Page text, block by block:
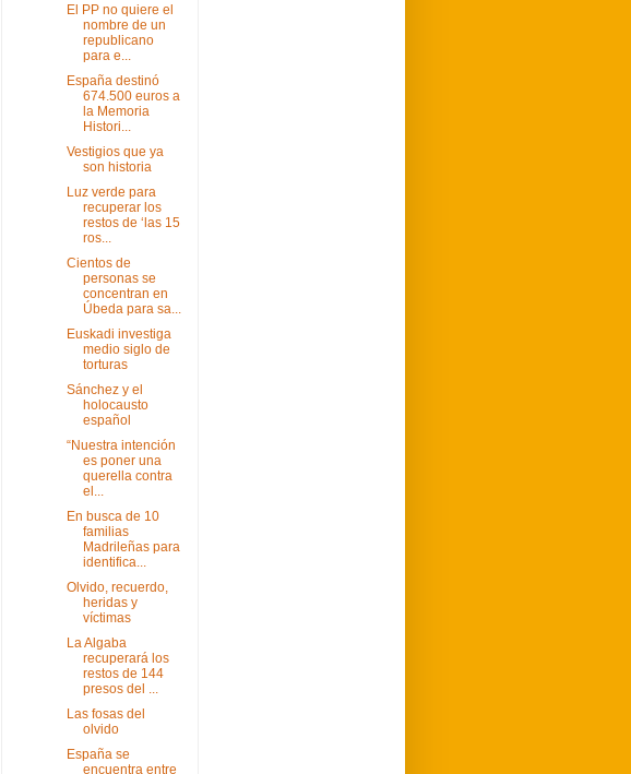
El PP no quiere el
nombre de un
republicano
para e...
España destinó
674.500 euros a
la Memoria
Histori...
Vestigios que ya
son historia
Luz verde para
recuperar los
restos de ‘las 15
ros...
Cientos de
personas se
concentran en
Úbeda para sa...
Euskadi investiga
medio siglo de
torturas
Sánchez y el
holocausto
español
“Nuestra intención
es poner una
querella contra
el...
En busca de 10
familias
Madrileñas para
identifica...
Olvido, recuerdo,
heridas y
víctimas
La Algaba
recuperará los
restos de 144
presos del ...
Las fosas del
olvido
España se
encuentra entre